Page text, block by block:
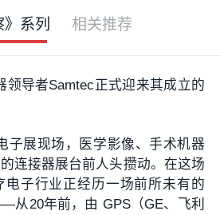
》系列 相关推荐
领导者Samtec正式迎来其成立的
子展现场，医学影像、手术机器
连接器展台前人头攒动。在这场
电子行业正经历一场前所未有的
从20年前，由 GPS（GE、飞利